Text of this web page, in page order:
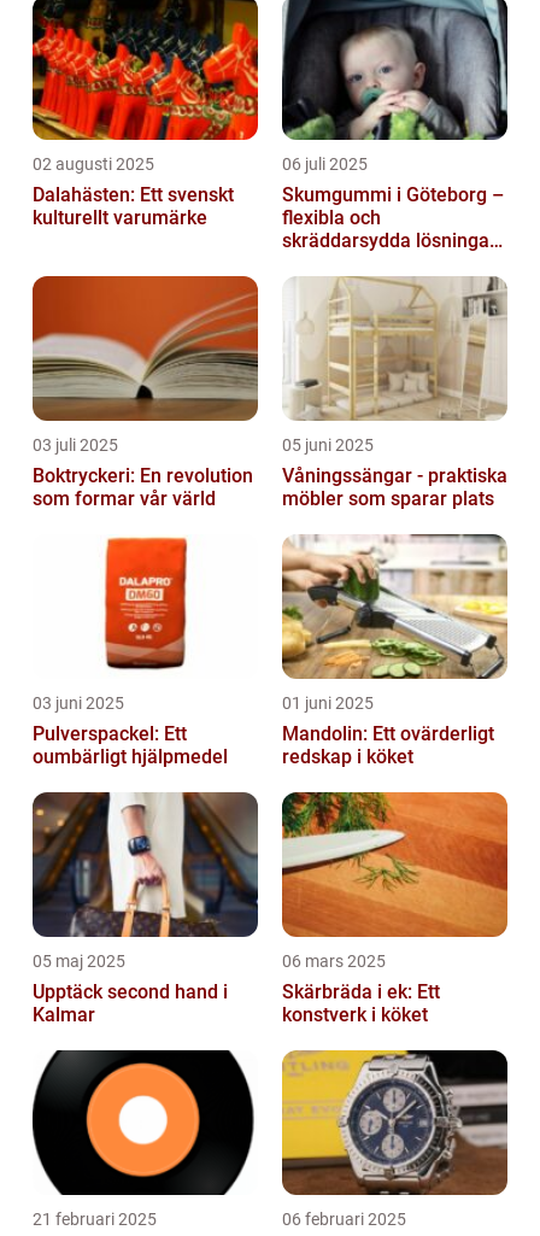
02 augusti 2025
Dalahästen: Ett svenskt
kulturellt varumärke
06 juli 2025
Skumgummi i Göteborg –
flexibla och
skräddarsydda lösningar
03 juli 2025
Boktryckeri: En revolution
som formar vår värld
05 juni 2025
Våningssängar - praktiska
möbler som sparar plats
03 juni 2025
Pulverspackel: Ett
oumbärligt hjälpmedel
01 juni 2025
Mandolin: Ett ovärderligt
redskap i köket
05 maj 2025
Upptäck second hand i
Kalmar
06 mars 2025
Skärbräda i ek: Ett
konstverk i köket
21 februari 2025 06 februari 2025